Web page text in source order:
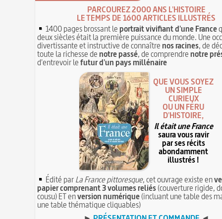
PARCOUREZ 2000 ANS L'HISTOIRE
LE TEMPS DE 1600 ARTICLES ILLUSTRÉS
1400 pages brossant leportrait vivifiant d'une France
deux siècles était la première puissance du monde. Une
divertissante et instructive de connaîtrenos racines, de
toute la richesse denotre passé, de comprendrenotre
d'entrevoir lefutur d'un pays millénaire
QUE VOUS SOYEZ
UN SIMPLE
CURIEUX
OU UN FÉRU
D'HISTOIRE,
Il était une France
saura vous ravir
par ses récits
abondamment
illustrés !
Édité parLa France pittoresque, cet ouvrage existe en
papier comprenant 3 volumes reliés(couverture rigide,
cousu) ET enversion numérique(incluant une table des
une table thématique cliquables)